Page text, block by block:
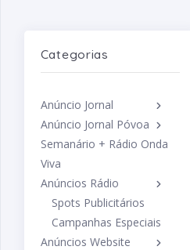
Categorias
Anúncio Jornal
Anúncio Jornal Póvoa
Semanário + Rádio Onda
Viva
Anúncios Rádio
Spots Publicitários
Campanhas Especiais
Anúncios Website